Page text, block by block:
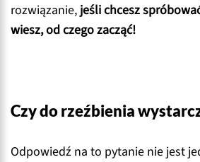
rozwiązanie, jeśli chcesz
wiesz, od czego zacząć!
Czy do rzeźbienia
Odpowiedź na to pytanie nie jest